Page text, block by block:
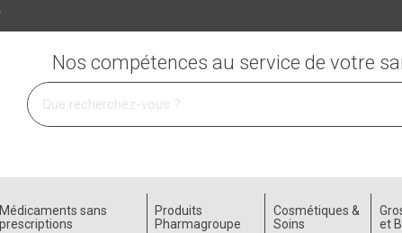
votre service
Nos compétences au service de votre
Médicaments sans
prescriptions
Produits
Pharmagroupe
Cosmétiques &
Soins
et